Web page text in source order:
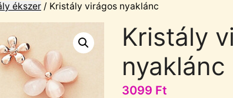
ékszer / Kristály virágos nyaklánc
Kristály
nyaklánc
3099 Ft